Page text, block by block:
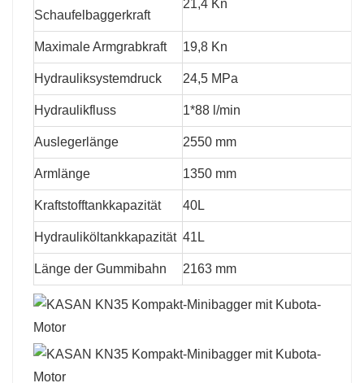
Schaufelbaggerkraft
21,4 Kn
Maximale Armgrabkraft 19,8 Kn
Hydrauliksystemdruck 24,5 MPa
Hydraulikfluss 1*88 l/min
Auslegerlänge 2550 mm
Armlänge 1350 mm
Kraftstofftankkapazität 40L
Hydrauliköltankkapazität 41L
Länge der Gummibahn 2163 mm